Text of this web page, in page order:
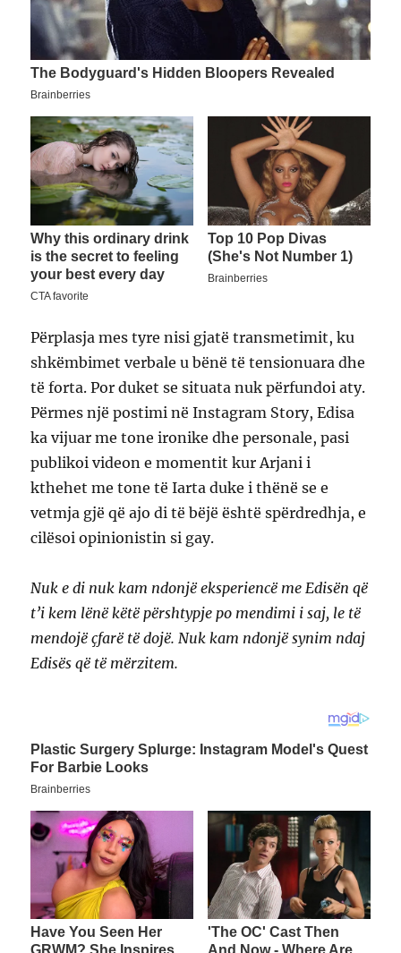
Përplasja mes tyre nisi gjatë transmetimit, ku
shkëmbimet verbale u bënë të tensionuara dhe
të forta. Por duket se situata nuk përfundoi aty.
Përmes një postimi në Instagram Story, Edisa
ka vijuar me tone ironike dhe personale, pasi
publikoi videon e momentit kur Arjani i
kthehet me tone të Iarta duke i thënë se e
vetmja gjë që ajo di të bëjë është spërdredhja, e
cilësoi opinionistin si gay.
Nuk e di nuk kam ndonjë eksperiencë me Edisën që
t’i kem lënë këtë përshtypje po mendimi i saj, le të
mendojë çfarë të dojë. Nuk kam ndonjë synim ndaj
Edisës që të mërzitem.